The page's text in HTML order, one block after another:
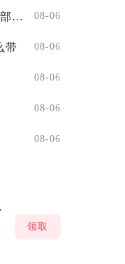
纸嫁衣7卿不负第五章返殃第一部分如何解谜 08-06
带 08-06
08-06
08-06
08-06
包
领取